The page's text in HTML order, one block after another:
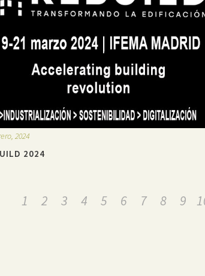
2024
2024
1 2 3 4 5 6 7 8 9